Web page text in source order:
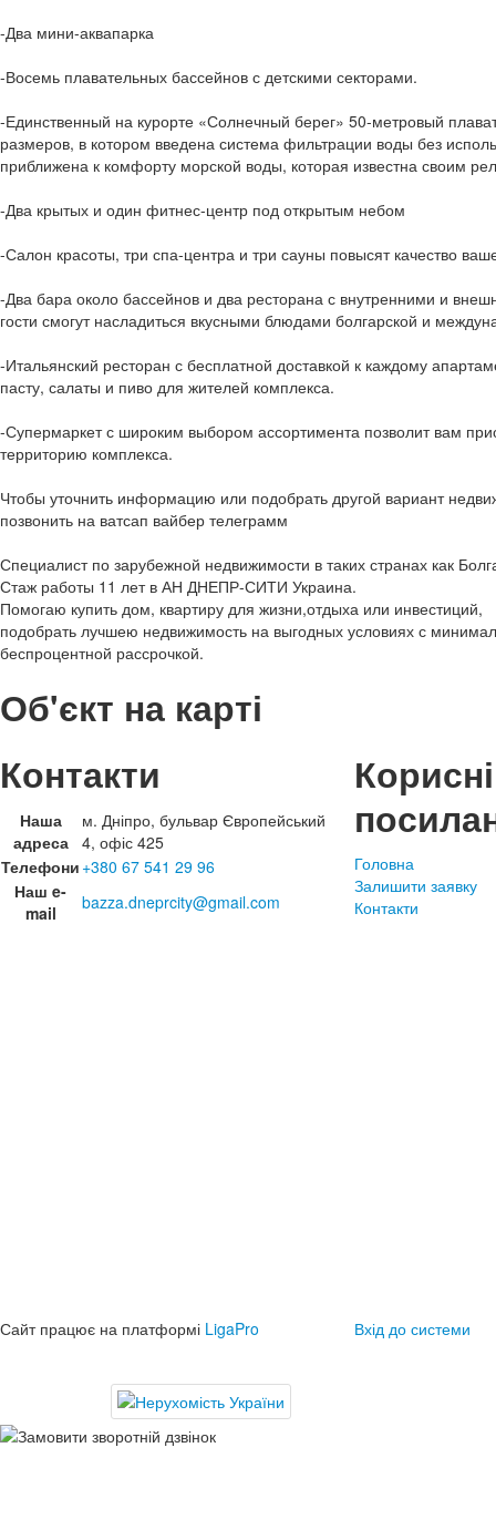
-Два мини-аквапарка
-Восемь плавательных бассейнов с детскими секторами.
-Единственный на курорте «Солнечный берег» 50-метровый
размеров, в котором введена система фильтрации воды без
приближена к комфорту морской воды, которая известна своим
-Два крытых и один фитнес-центр под открытым небом
-Салон красоты, три спа-центра и три сауны повысят качество
-Два бара около бассейнов и два ресторана с внутренними и
гости смогут насладиться вкусными блюдами болгарской и
-Итальянский ресторан с бесплатной доставкой к каждому
пасту, салаты и пиво для жителей комплекса.
-Супермаркет с широким выбором ассортимента позволит вам
территорию комплекса.
Чтобы уточнить информацию или подобрать другой вариант
позвонить на ватсап вайбер телеграмм
Специалист по зарубежной недвижимости в таких странах как
Стаж работы 11 лет в АН ДНЕПР-СИТИ Украина.
Помогаю купить дом, квартиру для жизни,отдыха или инвестиций,
подобрать лучшею недвижимость на выгодных условиях с
беспроцентной рассрочкой.
Об'єкт на карті
Контакти
Наша
адреса
м. Дніпро, бульвар Європейський
4, офіс 425
Телефони +380 67 541 29 96
Наш e-
mail
bazza.dneprcity@gmail.com
Корисні
Головна
Залишити заявку
Контакти
Сайт працює на платформі LigaPro Вхід до системи